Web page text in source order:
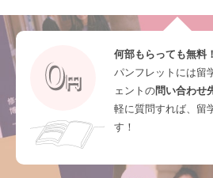
何部もらっても無料！
パンフレットには留
ェントの問い合わせ
軽に質問すれば、留
す！